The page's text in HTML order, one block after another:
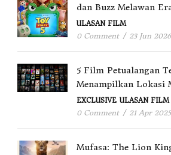
dan Buzz Melawan
ULASAN FILM
0 Comment / 23 Jun 2026
5 Film Petualangan
Menampilkan Lokasi
EXCLUSIVE ULASAN FILM
0 Comment / 21 Apr 2025
Mufasa: The Lion